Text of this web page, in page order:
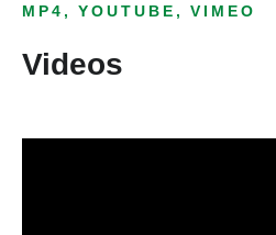
MP4, YOUTUBE, VIMEO
Videos